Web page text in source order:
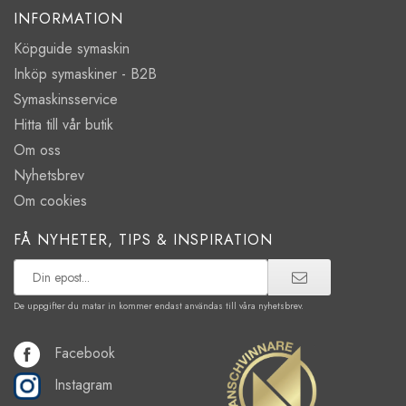
INFORMATION
Köpguide symaskin
Inköp symaskiner - B2B
Symaskinsservice
Hitta till vår butik
Om oss
Nyhetsbrev
Om cookies
FÅ NYHETER, TIPS & INSPIRATION
De uppgifter du matar in kommer endast användas till våra nyhetsbrev.
Facebook
Instagram